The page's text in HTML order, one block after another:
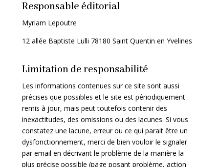
Responsable éditorial
Myriam Lepoutre
12 allée Baptiste Lulli 78180 Saint Quentin en Yvelines
Limitation de responsabilité
Les informations contenues sur ce site sont aussi
précises que possibles et le site est périodiquement
remis à jour, mais peut toutefois contenir des
inexactitudes, des omissions ou des lacunes. Si vous
constatez une lacune, erreur ou ce qui parait être un
dysfonctionnement, merci de bien vouloir le signaler
par email en décrivant le problème de la manière la
plus précise possible (page posant problème, action